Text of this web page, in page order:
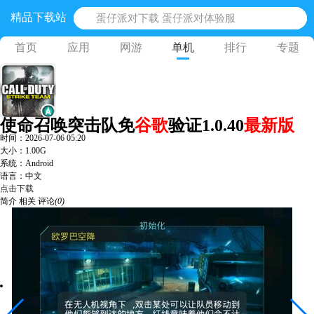
精品下载站
蛋仔派对下载 蛋仔派对体验服
奥特曼王者传奇 正版奥特曼游戏
地铁跑酷体验服国际服 地铁跑酷体验服版本
首页 应用 网游 单机 排行 专题
使命召唤突击队免谷歌验证1.0.40最新版
时间：2026-07-06 05:20
大小：1.00G
系统：Android
语言：中文
点击下载
简介 相关 评论(0)